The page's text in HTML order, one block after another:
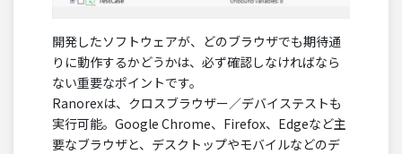
開発したソフトウェアが、どのブラウザでも期待通
りに動作するかどうかは、必ず確認しなければなら
ない重要なポイントです。
Ranorexは、クロスブラウザー／デバイステストも
実行可能。Google Chrome、Firefox、Edgeなど主
要なブラウザと、デスクトップやモバイルなどのデ